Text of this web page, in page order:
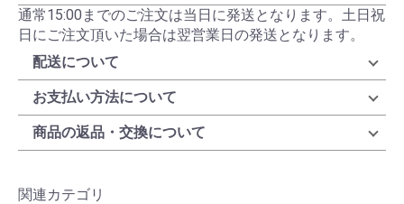
通常15:00までのご注文は当日に発送となります。土日祝
日にご注文頂いた場合は翌営業日の発送となります。
配送について
お支払い方法について
商品の返品・交換について
関連カテゴリ